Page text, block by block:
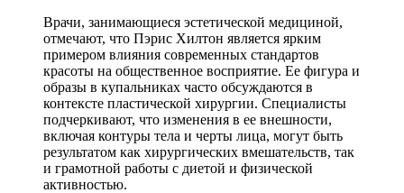
Врачи, занимающиеся эстетической медициной,
отмечают, что Пэрис Хилтон является ярким
примером влияния современных стандартов
красоты на общественное восприятие. Ее фигура и
образы в купальниках часто обсуждаются в
контексте пластической хирургии. Специалисты
подчеркивают, что изменения в ее внешности,
включая контуры тела и черты лица, могут быть
результатом как хирургических вмешательств, так
и грамотной работы с диетой и физической
активностью.